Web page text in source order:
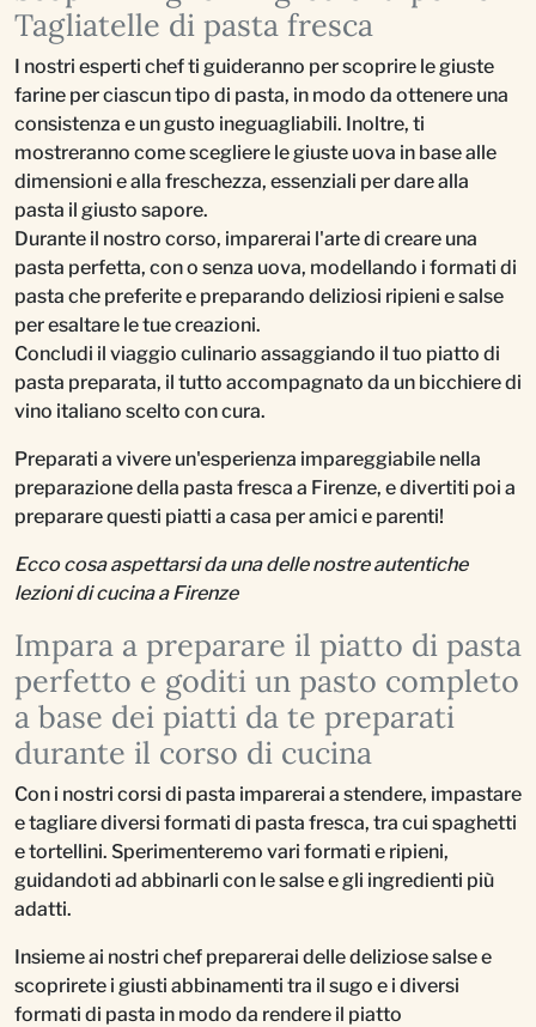
Tagliatelle di pasta fresca
I nostri esperti chef ti guideranno per scoprire le giuste
farine per ciascun tipo di pasta, in modo da ottenere una
consistenza e un gusto ineguagliabili. Inoltre, ti
mostreranno come scegliere le giuste uova in base alle
dimensioni e alla freschezza, essenziali per dare alla
pasta il giusto sapore.
Durante il nostro corso, imparerai l'arte di creare una
pasta perfetta, con o senza uova, modellando i formati di
pasta che preferite e preparando deliziosi ripieni e salse
per esaltare le tue creazioni.
Concludi il viaggio culinario assaggiando il tuo piatto di
pasta preparata, il tutto accompagnato da un bicchiere di
vino italiano scelto con cura.
Preparati a vivere un'esperienza impareggiabile nella
preparazione della pasta fresca a Firenze, e divertiti poi a
preparare questi piatti a casa per amici e parenti!
Ecco cosa aspettarsi da una delle nostre autentiche
lezioni di cucina a Firenze
Impara a preparare il piatto di pasta
perfetto e goditi un pasto completo
a base dei piatti da te preparati
durante il corso di cucina
Con i nostri corsi di pasta imparerai a stendere, impastare
e tagliare diversi formati di pasta fresca, tra cui spaghetti
e tortellini. Sperimenteremo vari formati e ripieni,
guidandoti ad abbinarli con le salse e gli ingredienti più
adatti.
Insieme ai nostri chef preparerai delle deliziose salse e
scoprirete i giusti abbinamenti tra il sugo e i diversi
formati di pasta in modo da rendere il piatto